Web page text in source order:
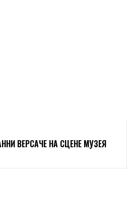
ВЕРСАЧЕ НА СЦЕНЕ МУЗЕЯ